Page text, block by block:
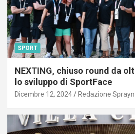
SPORT
NEXTING, chiuso round da
lo sviluppo di SportFace
Dicembre 12, 2024 Redazione